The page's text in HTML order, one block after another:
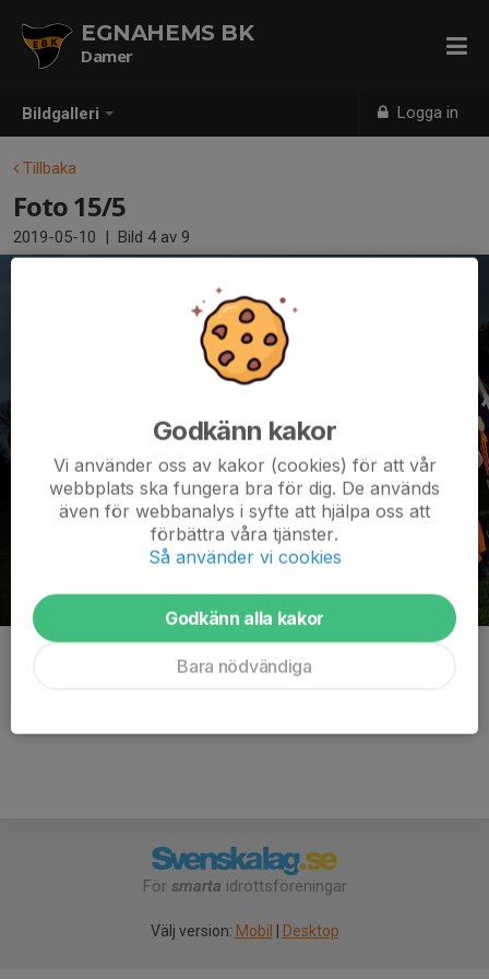
Bildgalleri Logga in
EGNAHEMS BK
Damer
Tillbaka
Foto 15/5
2019-05-10 | Bild 4av 9
För smarta idrottsföreningar
Välj version: Mobil Desktop
Godkänn kakor
Vi använder oss av kakor (cookies) för att vår
webbplats ska fungera bra för dig. De används
även för webbanalys i syfte att hjälpa oss att
förbättra våra tjänster.
Så använder vi cookies
Godkänn alla kakor
Bara nödvändiga